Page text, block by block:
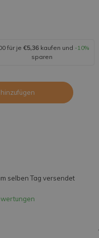
für je €5,36 kaufen und -10%
sparen
selben Tag versendet